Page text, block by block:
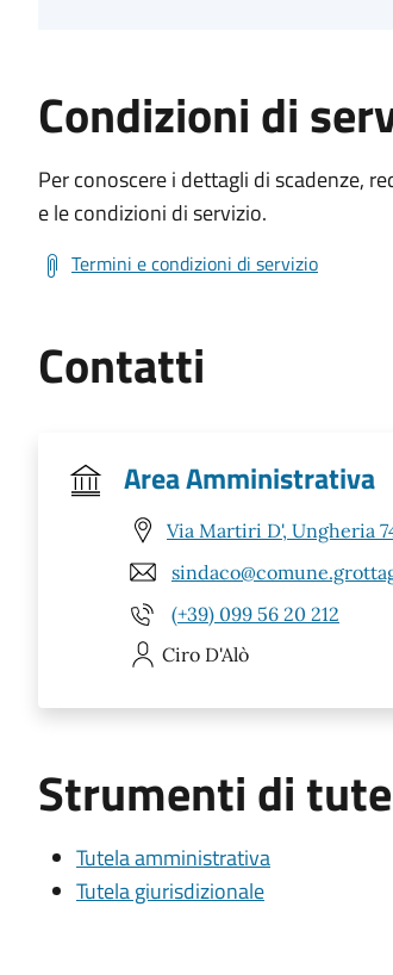
Condizioni di
Per conoscere i dettagli di scadenze,
e le condizioni di servizio.
Termini e condizioni di servizio
Contatti
Area Amministrativa
Via Martiri D', Ungheria
(+39) 099 56 20 212
Ciro D'Alò
Strumenti di
Tutela amministrativa
Tutela giurisdizionale